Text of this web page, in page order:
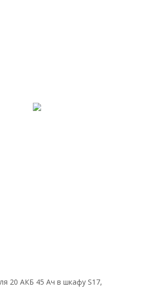
20 АКБ 45 Ач в шкафу S17,